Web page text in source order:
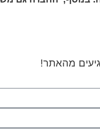
מהאתר!